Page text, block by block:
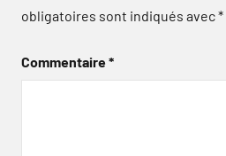
obligatoires sont indiqués avec*
Commentaire*